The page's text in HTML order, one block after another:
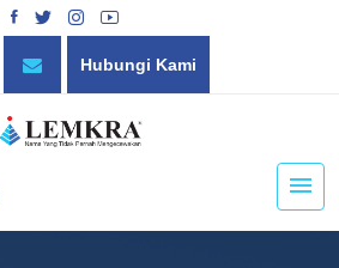
Hubungi Kami